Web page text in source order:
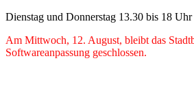
Dienstag und Donnerstag 13.30 bis 18 Uhr
Am Mittwoch, 12. August, bleibt das
Softwareanpassung geschlossen.